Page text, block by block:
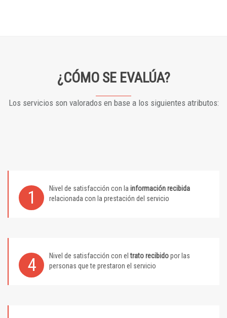
¿CÓMO SE EVALÚA?
Los servicios son valorados en base a los siguientes atributos:
1 Nivel de satisfacción con la información recibida
relacionada con la prestación del servicio
4 Nivel de satisfacción con eltrato recibidopor las
personas que te prestaron el servicio